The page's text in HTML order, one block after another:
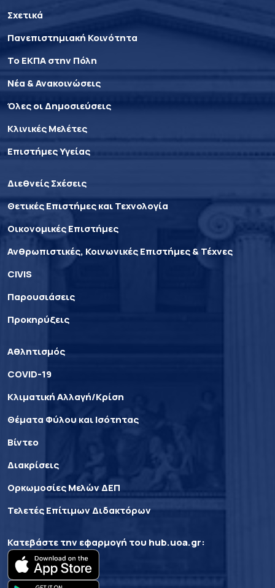
Σχετικά
Πανεπιστημιακή Κοινότητα
Το ΕΚΠΑ στην Πόλη
Νέα & Ανακοινώσεις
Όλες οι Δημοσιεύσεις
Κλινικές Μελέτες
Επιστήμες Υγείας
Διεθνείς Σχέσεις
Θετικές Επιστήμες και Τεχνολογία
Οικονομικές Επιστήμες
Ανθρωπιστικές, Κοινωνικές Επιστήμες & Τέχνες
CIVIS
Παρουσιάσεις
Προκηρύξεις
Αθλητισμός
COVID-19
Κλιματική Αλλαγή/Κρίση
Θέματα Φύλου και Ισότητας
Βίντεο
Διακρίσεις
Ορκωμοσίες Μελών ΔΕΠ
Τελετές Επίτιμων Διδακτόρων
Κατεβάστε την εφαρμογή του hub.uoa.gr: